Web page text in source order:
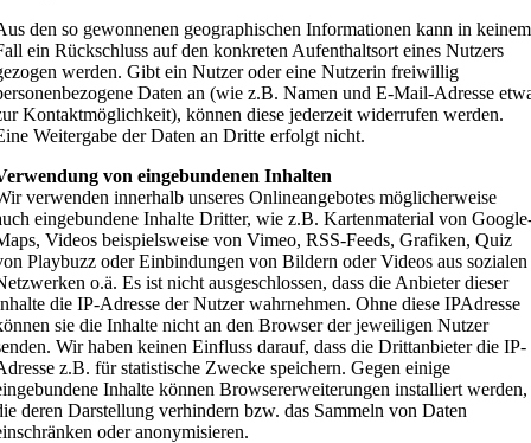
den so gewonnenen geographischen Informationen kann in keinem
ein Rückschluss auf den konkreten Aufenthaltsort eines Nutzers
werden. Gibt ein Nutzer oder eine Nutzerin freiwillig
Daten an (wie z.B. Namen und E-Mail-Adresse
Kontaktmöglichkeit), können diese jederzeit widerrufen werden.
Weitergabe der Daten an Dritte erfolgt nicht.
von eingebundenen Inhalten
verwenden innerhalb unseres Onlineangebotes möglicherweise
eingebundene Inhalte Dritter, wie z.B. Kartenmaterial von
Videos beispielsweise von Vimeo, RSS-Feeds, Grafiken, Quiz
Playbuzz oder Einbindungen von Bildern oder Videos aus sozialen
o.ä. Es ist nicht ausgeschlossen, dass die Anbieter dieser
die IP-Adresse der Nutzer wahrnehmen. Ohne diese IPAdresse
sie die Inhalte nicht an den Browser der jeweiligen Nutzer
Wir haben keinen Einfluss darauf, dass die Drittanbieter die IP-
z.B. für statistische Zwecke speichern. Gegen einige
Inhalte können Browsererweiterungen installiert werden,
deren Darstellung verhindern bzw. das Sammeln von Daten
oder anonymisieren.